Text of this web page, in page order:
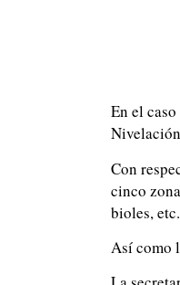
En el
Con
cinco
bioles,
Así como